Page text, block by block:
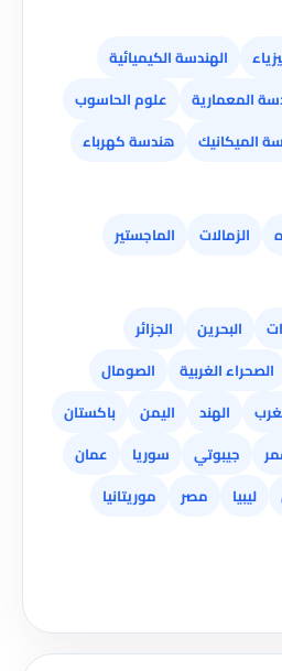
الهندسة الكيميائية
المعمارية
علوم الحاسوب
الميكانيك
هندسة كهرباء
الزمالات
الماجستير
البحرين
الجزائر
الصحراء الغربية
الصومال
الهند اليمن
باكستان
جيبوتي سوريا
عمان
ليبيا مصر
موريتانيا